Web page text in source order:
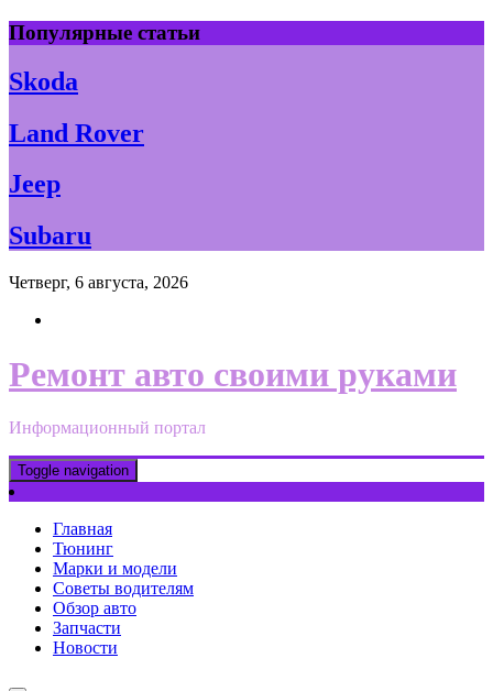
Skip
to
content
Популярные статьи
Skoda
Land Rover
Jeep
Subaru
Четверг, 6 августа, 2026
Ремонт авто своими руками
Информационный портал
Toggle navigation
Главная
Тюнинг
Марки и модели
Советы водителям
Обзор авто
Запчасти
Новости